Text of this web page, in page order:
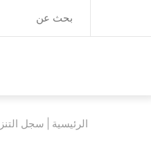
بحث
الرئيسية سجل